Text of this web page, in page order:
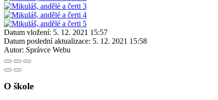
Datum vložení: 5. 12. 2021 15:57
Datum poslední aktualizace: 5. 12. 2021 15:58
Autor: Správce Webu
O škole